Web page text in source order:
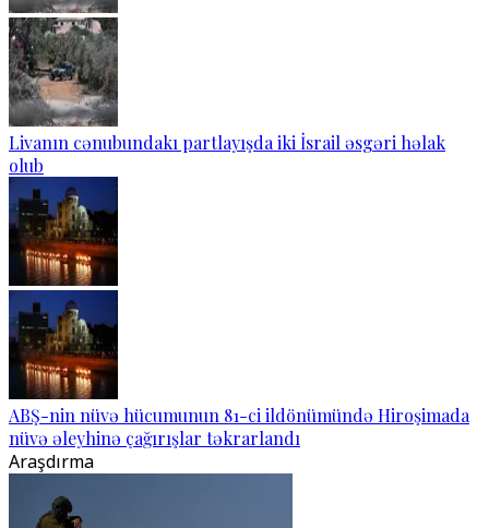
Livanın cənubundakı partlayışda iki İsrail əsgəri həlak
olub
ABŞ-nin nüvə hücumunun 81-ci ildönümündə Hiroşimada
nüvə əleyhinə çağırışlar təkrarlandı
Araşdırma